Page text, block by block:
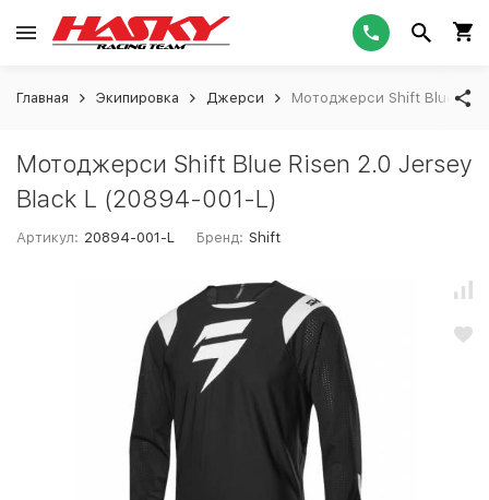
Главная Экипировка Джерси Мотоджерси Shift Blue
Мотоджерси Shift Blue Risen 2.0 Jersey
Black L (20894-001-L)
Артикул: 20894-001-L Бренд: Shift